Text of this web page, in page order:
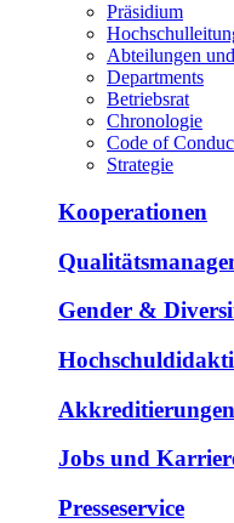
Präsidium
Abteilungen
Departments
Betriebsrat
Chronologie
Code of
Strategie
Kooperationen
Gender &
Jobs und
Presseservice